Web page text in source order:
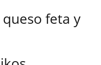
feta y